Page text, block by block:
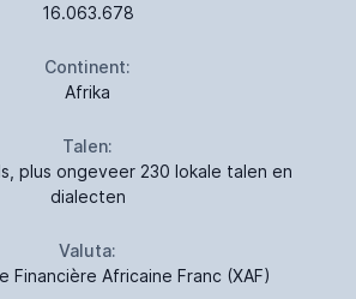
16.063.678
Continent:
Afrika
Talen:
plus ongeveer 230 lokale talen en
dialecten
Valuta:
Financière Africaine Franc (XAF)